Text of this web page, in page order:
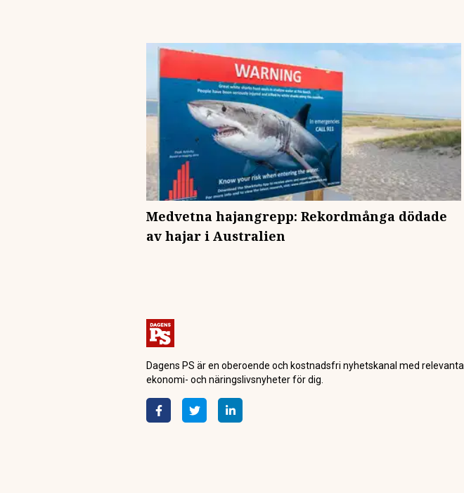
Medvetna hajangrepp: Rekordmånga dödade
av hajar i Australien
Dagens PS är en oberoende och kostnadsfri nyhetskanal med relevanta
ekonomi- och näringslivsnyheter för dig.